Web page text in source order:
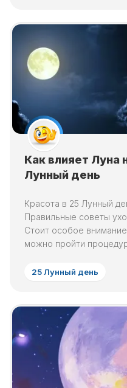
Как влияет Луна
Лунный день
Красота в 25 Лунный
Правильные советы
Стоит особое
можно пройти
25 Лунный день